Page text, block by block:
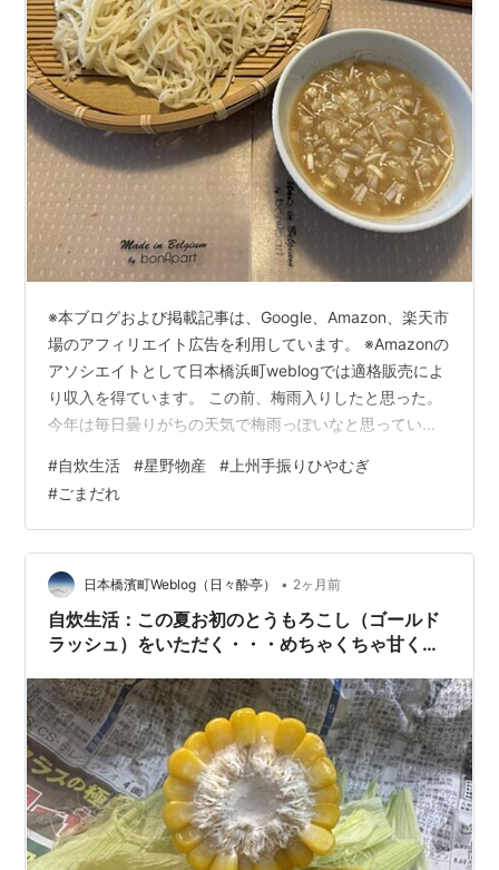
※本ブログおよび掲載記事は、Google、Amazon、楽天市
場のアフィリエイト広告を利用しています。 ※Amazonの
アソシエイトとして日本橋浜町weblogでは適格販売によ
り収入を得ています。 この前、梅雨入りしたと思った。
今年は毎日曇りがちの天気で梅雨っぽいなと思っていた
がありがちなのでここ1、2週間は要注意だ・・・という
ことで久しぶりの自炊生活の記事である。
mnoguti.hatenablog.com 今回は、日曜日の午後、雲が
高くなり青空ももう少しで見えそう、夏本番近しという
ことで、冷や麦をいただきました。 今回の自炊生活は、
冷や麦…
#自炊生活 #星野物産 # 上州手振りひやむぎ
#ごまだれ
日本橋濱町Weblog（日々酔亭） • 2ヶ月前
自炊生活：この夏お初のとうもろこし（ゴールド
ラッシュ）をいただく・・・めちゃくちゃ甘くて